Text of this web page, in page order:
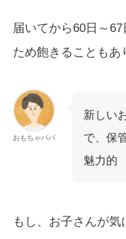
届いてから60日～
ため飽きることもあ
おもちゃパパ
新しい
で、保
魅力的
もし、お子さんが